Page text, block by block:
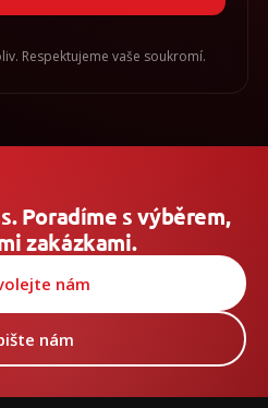
Respektujeme vaše soukromí.
Poradíme s výběrem,
zakázkami.
nám
nám